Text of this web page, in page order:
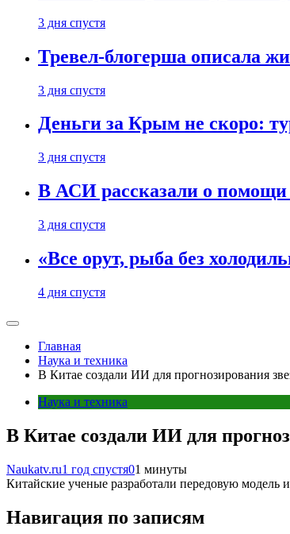
3 дня спустя
Тревел-блогерша описала
3 дня спустя
Деньги за Крым не скоро:
3 дня спустя
В АСИ рассказали о помощи
3 дня спустя
«Все орут, рыба без
4 дня спустя
Главная
Наука и техника
В Китае создали ИИ для прогнозирования
Наука и техника
В Китае создали ИИ для
Naukatv.ru1 год спустя01 минуты
Китайские ученые разработали передовую модель
Навигация по записям